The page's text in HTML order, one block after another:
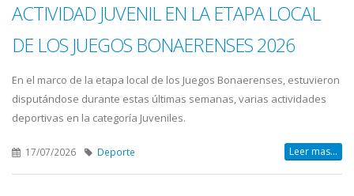
ACTIVIDAD JUVENIL EN LA ETAPA LOCAL
DE LOS JUEGOS BONAERENSES 2026
En el marco de la etapa local de los Juegos Bonaerenses, estuvieron
disputándose durante estas últimas semanas, varias actividades
deportivas en la categoría Juveniles.
17/07/2026 Deporte Leer mas...